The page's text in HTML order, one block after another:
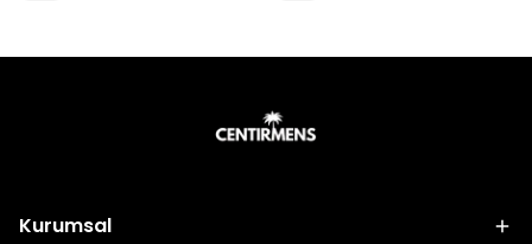
Kurumsal